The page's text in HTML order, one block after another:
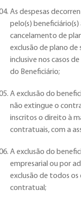
As despesas
pelo(s)
cancelamento de
exclusão de plano
inclusive nos casos
do Beneficiário;
A exclusão do
não extingue o
inscritos o direito à
contratuais, com a
A exclusão do
empresarial ou por
exclusão de todos
contratual;